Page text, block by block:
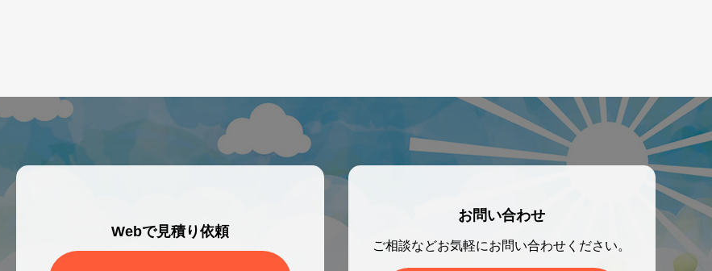
Webで見積り依頼
お問い合わせ
ご相談などお気軽にお問い合わせください。